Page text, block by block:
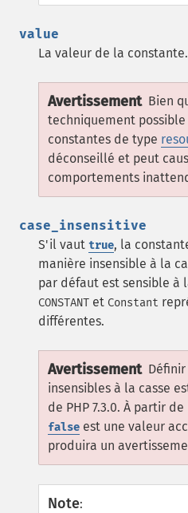
value
La valeur de la constante.
Avertissement Bien
techniquement
constantes de type
déconseillé et peut
comportements
case_insensitive
S'il vaut true, la
manière insensible à la
par défaut est sensible à
CONSTANT et Constant
différentes.
Avertissement
insensibles à la casse
de PHP 7.3.0. À partir
false est une valeur
produira un
Note: